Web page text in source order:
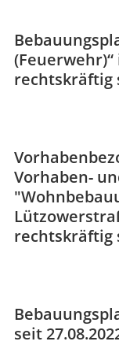
rechtskräftig
Vorhaben-
rechtskräftig
seit